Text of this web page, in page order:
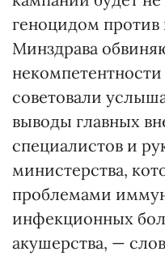
геноцидом
Минздрава
советовали
выводы главных
специалистов и
министерства,
проблемами
инфекционных
акушерства, —